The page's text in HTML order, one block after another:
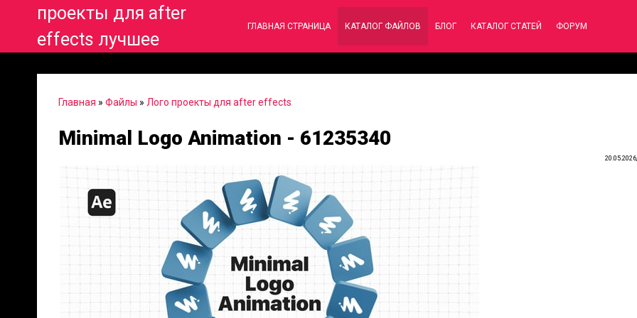
проекты для after
effects лучшее
ГЛАВНАЯ СТРАНИЦА КАТАЛОГ ФАЙЛОВ БЛОГ КАТАЛОГ СТАТЕЙ ФОРУМ
Главная » Файлы » Лого проекты для after effects
Minimal Logo Animation - 61235340